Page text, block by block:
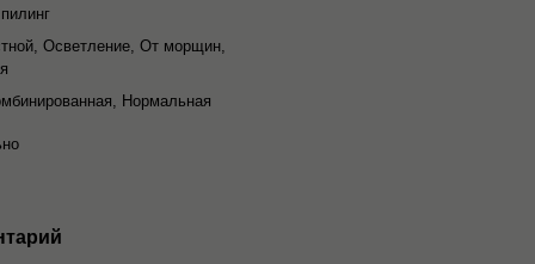
Осветление, От морщин,
Нормальная